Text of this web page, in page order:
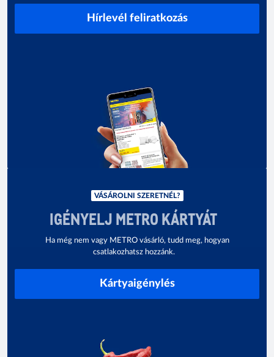
Hírlevél feliratkozás
VÁSÁROLNI SZERETNÉL?
IGÉNYELJ METRO KÁRTYÁT
Ha még nem vagy METRO vásárló, tudd meg, hogyan
csatlakozhatsz hozzánk.
Kártyaigénylés